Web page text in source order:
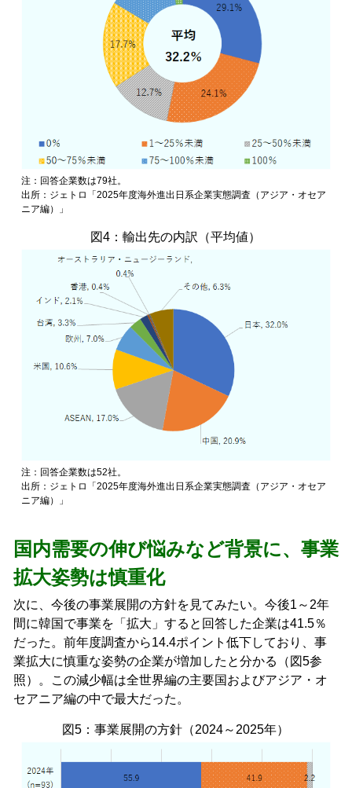
注：回答企業数は79社。
出所：ジェトロ「2025年度海外進出日系企業実態調査（アジア・オセア
ニア編）」
図4：輸出先の内訳（平均値）
注：回答企業数は52社。
出所：ジェトロ「2025年度海外進出日系企業実態調査（アジア・オセア
ニア編）」
国内需要の伸び悩みなど背景に、事業
拡大姿勢は慎重化
次に、今後の事業展開の方針を見てみたい。今後1～2年
間に韓国で事業を「拡大」すると回答した企業は41.5％
だった。前年度調査から14.4ポイント低下しており、事
業拡大に慎重な姿勢の企業が増加したと分かる（図5参
照）。この減少幅は全世界編の主要国およびアジア・オ
セアニア編の中で最大だった。
図5：事業展開の方針（2024～2025年）